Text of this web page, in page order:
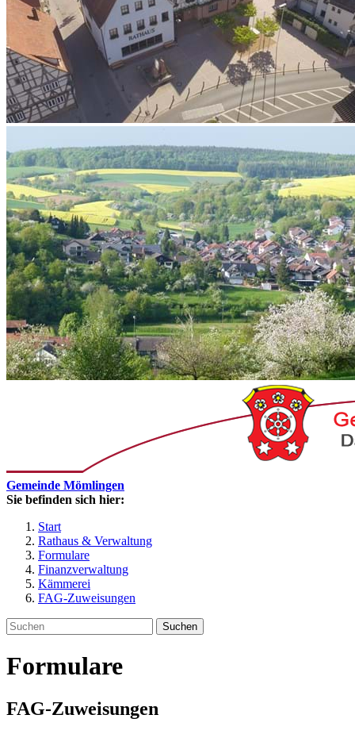
Gemeinde Mömlingen
Sie befinden sich hier:
Start
Rathaus & Verwaltung
Formulare
Finanzverwaltung
Kämmerei
FAG-Zuweisungen
Suchen
Formulare
FAG-Zuweisungen